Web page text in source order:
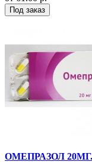
Под заказ
ОМЕПРАЗОЛ